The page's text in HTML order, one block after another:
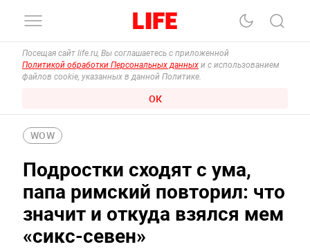
Посещая сайт life.ru, Вы соглашаетесь с приложенной
Политикой обработки Персональных данных и с использованием
файлов cookie, указанных в данной Политике.
ОК
WOW
Подростки сходят с ума,
папа римский повторил: что
значит и откуда взялся мем
«сикс-севен»